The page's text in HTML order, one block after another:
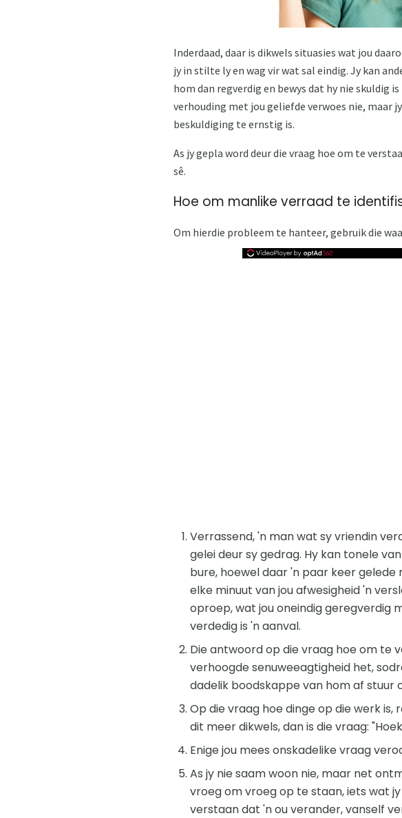
Inderdaad, daar is dikwels situasies wat jou
jy in stilte ly en wag vir wat sal eindig. Jy kan
hom dan regverdig en bewys dat hy nie skuldig
verhouding met jou geliefde verwoes nie, maar
beskuldiging te ernstig is.
As jy gepla word deur die vraag hoe om te
sê.
Hoe om manlike verraad te
Om hierdie probleem te hanteer, gebruik die
Verrassend, 'n man wat sy vriendin
gelei deur sy gedrag. Hy kan tonele van
bure, hoewel daar 'n paar keer gelede
elke minuut van jou afwesigheid 'n
oproep, wat jou oneindig geregverdig
verdedig is 'n aanval.
Die antwoord op die vraag hoe om te
verhoogde senuweeagtigheid het,
dadelik boodskappe van hom af stuur
Op die vraag hoe dinge op die werk
dit meer dikwels, dan is die vraag:
Enige jou mees onskadelike vraag
As jy nie saam woon nie, maar net
vroeg om vroeg op te staan, iets wat
verstaan ​​dat 'n ou verander, vanself